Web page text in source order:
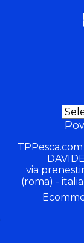
TPPesca.com
via
(roma) -